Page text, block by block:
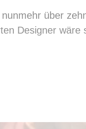
über
Designer wäre